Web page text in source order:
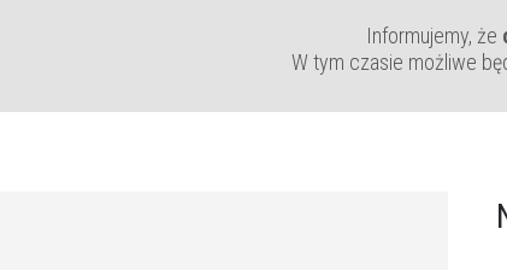
Informujemy, że
W tym czasie możliwe